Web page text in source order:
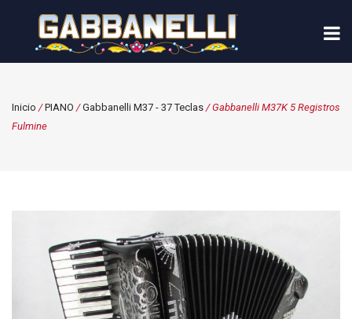
Inicio /PIANO /Gabbanelli M37 - 37 Teclas / Gabbanelli M37K 5 Registros
Fulmine